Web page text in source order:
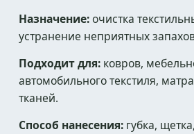
Назначение:очистка
устранение неприятных
Подходит для: ковров,
автомобильного текстиля,
тканей.
Способ нанесения: губка,